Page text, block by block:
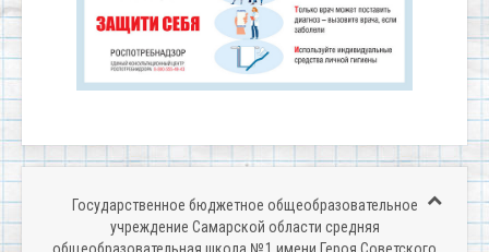
Государственное бюджетное общеобразовательное
учреждение Самарской области средняя
общеобразовательная школа № 1 имени Героя Советского